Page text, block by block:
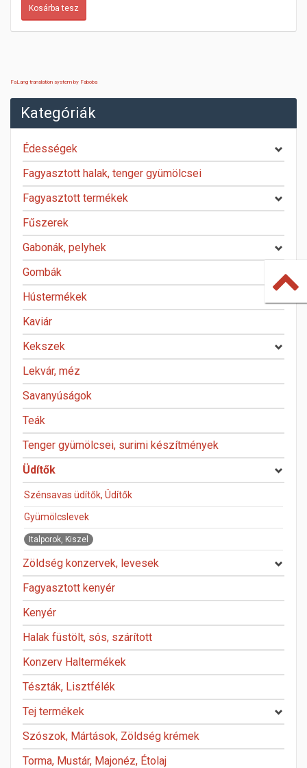
FaLang translation system by Faboba
Kategóriák
Édességek
Fagyasztott halak, tenger gyümölcsei
Fagyasztott termékek
Fűszerek
Gabonák, pelyhek
Gombák
Hústermékek
Kaviár
Kekszek
Lekvár, méz
Savanyúságok
Teák
Tenger gyümölcsei, surimi készítmények
Üdítők
Szénsavas üdítők, Üdítők
Gyümölcslevek
Italporok, Kiszel
Zöldség konzervek, levesek
Fagyasztott kenyér
Kenyér
Halak füstölt, sós, szárított
Konzerv Haltermékek
Tészták, Lisztfélék
Tej termékek
Szószok, Mártások, Zöldség krémek
Torma, Mustár, Majonéz, Étolaj